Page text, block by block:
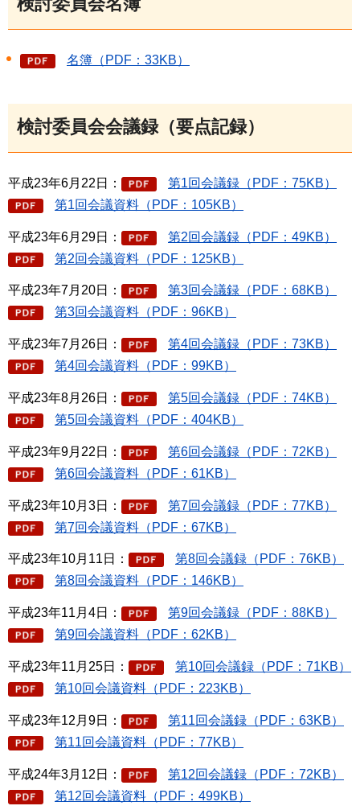
名簿（PDF：33KB）
検討委員会会議録（要点記録）
平成23年6月22日：
第1回会議録（PDF：75KB）
第1回会議資料（PDF：105KB）
平成23年6月29日：
第2回会議録（PDF：49KB）
第2回会議資料（PDF：125KB）
平成23年7月20日：
第3回会議録（PDF：68KB）
第3回会議資料（PDF：96KB）
平成23年7月26日：
第4回会議録（PDF：73KB）
第4回会議資料（PDF：99KB）
平成23年8月26日：
第5回会議録（PDF：74KB）
第5回会議資料（PDF：404KB）
平成23年9月22日：
第6回会議録（PDF：72KB）
第6回会議資料（PDF：61KB）
平成23年10月3日：
第7回会議録（PDF：77KB）
第7回会議資料（PDF：67KB）
平成23年10月11日：
第8回会議録（PDF：76KB）
第8回会議資料（PDF：146KB）
平成23年11月4日：
第9回会議録（PDF：88KB）
第9回会議資料（PDF：62KB）
平成23年11月25日：
第10回会議録（PDF：71KB）
第10回会議資料（PDF：223KB）
平成23年12月9日：
第11回会議録（PDF：63KB）
第11回会議資料（PDF：77KB）
平成24年3月12日：
第12回会議録（PDF：72KB）
第12回会議資料（PDF：499KB）